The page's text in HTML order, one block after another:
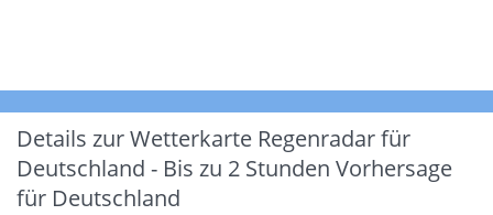
Details zur Wetterkarte Regenradar für
Deutschland - Bis zu 2 Stunden Vorhersage
für Deutschland